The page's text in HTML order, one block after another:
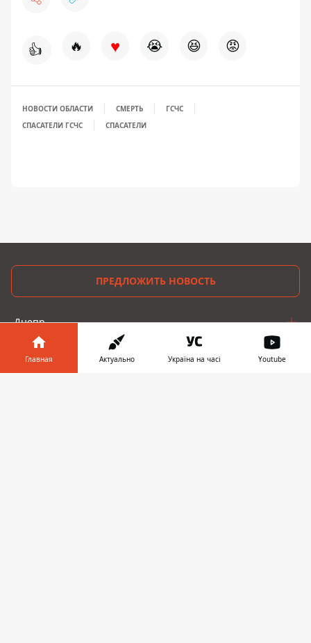
👍 🔥 ♥ 😭 😆 😡
НОВОСТИ ОБЛАСТИ СМЕРТЬ
ГСЧС
СПАСАТЕЛИ ГСЧС
СПАСАТЕЛИ
ПРЕДЛОЖИТЬ НОВОСТЬ
Днепр
Область
Главная Актуально Україна на часі Youtube